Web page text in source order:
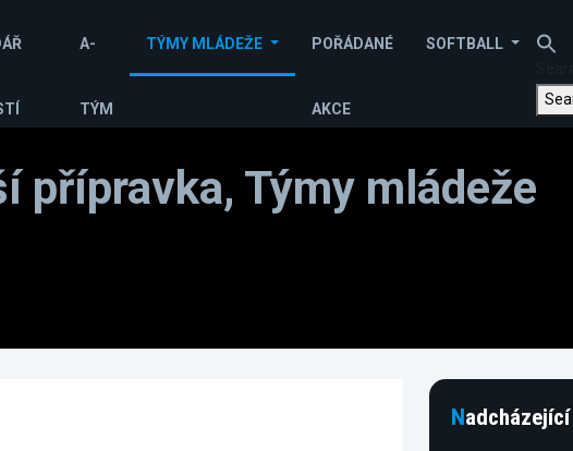
A-
TÝM
TÝMY MLÁDEŽE POŘÁDANÉ
AKCE
SOFTBALL
přípravka, Týmy mládeže